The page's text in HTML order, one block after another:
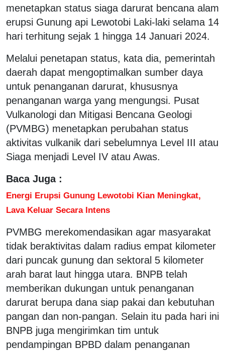
menetapkan status siaga darurat bencana alam
erupsi Gunung api Lewotobi Laki-laki selama 14
hari terhitung sejak 1 hingga 14 Januari 2024.
Melalui penetapan status, kata dia, pemerintah
daerah dapat mengoptimalkan sumber daya
untuk penanganan darurat, khususnya
penanganan warga yang mengungsi. Pusat
Vulkanologi dan Mitigasi Bencana Geologi
(PVMBG) menetapkan perubahan status
aktivitas vulkanik dari sebelumnya Level III atau
Siaga menjadi Level IV atau Awas.
Baca Juga :
Energi Erupsi Gunung Lewotobi Kian Meningkat,
Lava Keluar Secara Intens
PVMBG merekomendasikan agar masyarakat
tidak beraktivitas dalam radius empat kilometer
dari puncak gunung dan sektoral 5 kilometer
arah barat laut hingga utara. BNPB telah
memberikan dukungan untuk penanganan
darurat berupa dana siap pakai dan kebutuhan
pangan dan non-pangan. Selain itu pada hari ini
BNPB juga mengirimkan tim untuk
pendampingan BPBD dalam penanganan